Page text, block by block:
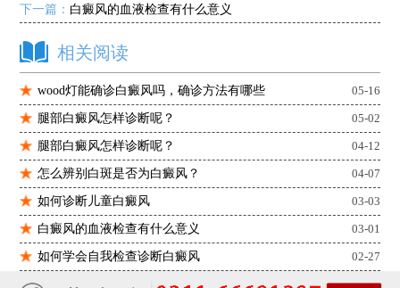
下一篇： 白癜风的血液检查有什么意义
相关阅读
wood灯能确诊白癜风吗，确诊方法有哪些 05-16
腿部白癜风怎样诊断呢？ 05-02
腿部白癜风怎样诊断呢？ 04-12
怎么辨别白斑是否为白癜风？ 04-07
如何诊断儿童白癜风 03-03
白癜风的血液检查有什么意义 03-01
如何学会自我检查诊断白癜风 02-27